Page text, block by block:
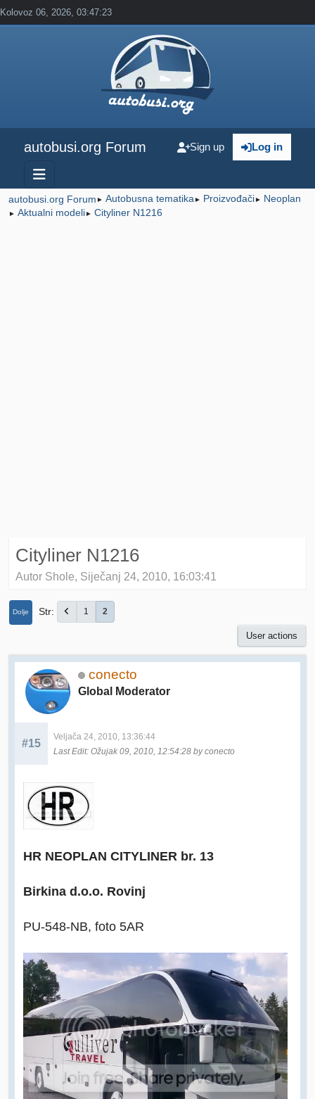
Kolovoz 06, 2026, 03:47:23
autobusi.org Forum Log in
Sign up
autobusi.org Forum ► Autobusna tematika ► Proizvođači► Neoplan
► Aktualni modeli► Cityliner N1216
Cityliner N1216
Autor Shole, Siječanj 24, 2010, 16:03:41
Dolje Str 1 2
User actions
conecto
Global Moderator
#15
Veljača 24, 2010, 13:36:44
Last Edit: Ožujak 09, 2010, 12:54:28 by conecto
HR NEOPLAN CITYLINER br. 13
Birkina d.o.o. Rovinj
PU-548-NB, foto 5AR